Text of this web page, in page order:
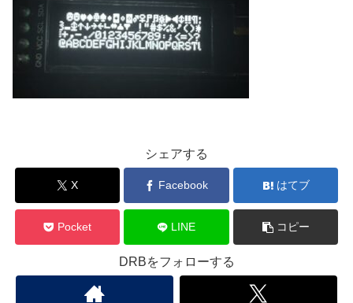
シェアする
X Facebook はてブ
Pocket LINE コピー
DRBをフォローする